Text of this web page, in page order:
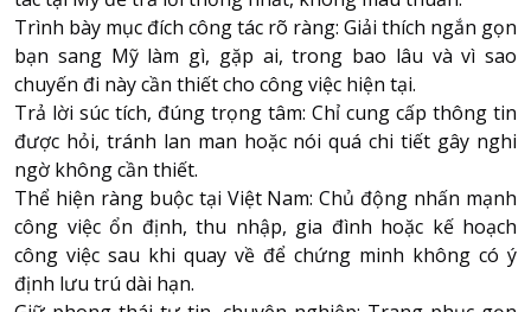
Trình bày mục đích công tác rõ ràng: Giải thích ngắn gọn
bạn sang Mỹ làm gì, gặp ai, trong bao lâu và vì sao
chuyến đi này cần thiết cho công việc hiện tại.
Trả lời súc tích, đúng trọng tâm: Chỉ cung cấp thông tin
được hỏi, tránh lan man hoặc nói quá chi tiết gây nghi
ngờ không cần thiết.
Thể hiện ràng buộc tại Việt Nam: Chủ động nhấn mạnh
công việc ổn định, thu nhập, gia đình hoặc kế hoạch
công việc sau khi quay về để chứng minh không có ý
định lưu trú dài hạn.